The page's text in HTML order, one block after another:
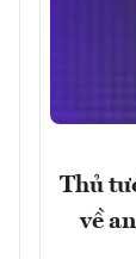
Thủ
về